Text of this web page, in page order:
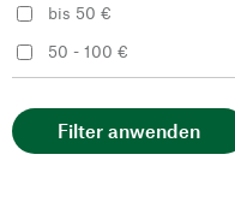
Weingut Winter
bis 50 €
50 - 100 €
Filter anwenden